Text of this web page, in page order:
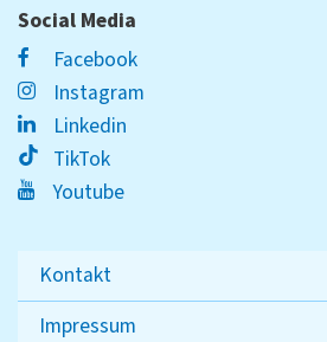
Social Media
Facebook
Instagram
Linkedin
TikTok
Youtube
Kontakt
Impressum